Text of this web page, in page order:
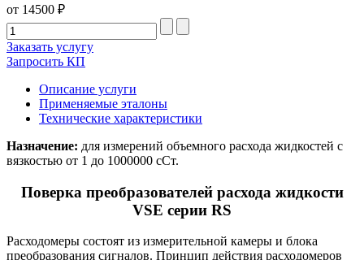
от 14500 ₽
Заказать услугу
Запросить КП
Описание услуги
Применяемые эталоны
Технические характеристики
Назначение: для измерений объемного расхода жидкостей с
вязкостью от 1 до 1000000 сСт.
Поверка преобразователей расхода жидкости
VSE серии RS
Расходомеры состоят из измерительной камеры и блока
преобразования сигналов. Принцип действия расходомеров